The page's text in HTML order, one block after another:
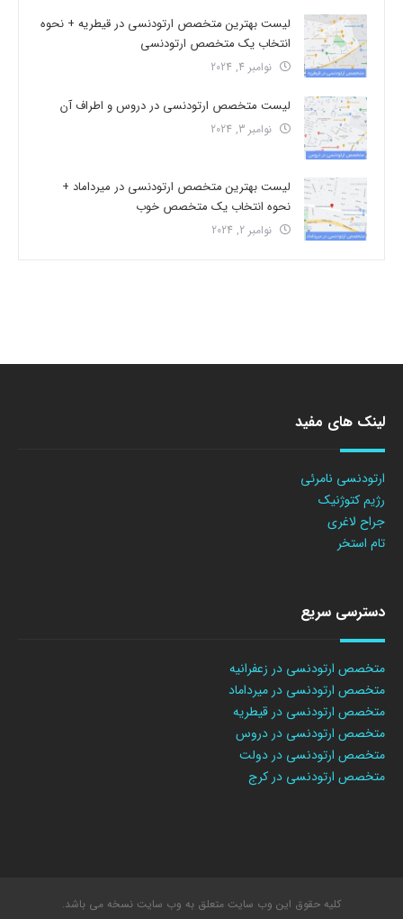
لیست بهترین متخصص ارتودنسی در قیطریه + نحوه
انتخاب یک متخصص ارتودنسی
نوامبر 4, 2024
لیست متخصص ارتودنسی در دروس و اطراف آن
نوامبر 3, 2024
لیست بهترین متخصص ارتودنسی در میرداماد +
نحوه انتخاب یک متخصص خوب
نوامبر 2, 2024
لینک های مفید
ارتودنسی نامرئی
رژیم کتوژنیک
جراح لاغری
تام استخر
دسترسی سریع
متخصص ارتودنسی در زعفرانیه
متخصص ارتودنسی در میرداماد
متخصص ارتودنسی در قیطریه
متخصص ارتودنسی در دروس
متخصص ارتودنسی در دولت
متخصص ارتودنسی در کرج
کلیه حقوق این وب سایت متعلق به وب سایت نسخه می باشد.